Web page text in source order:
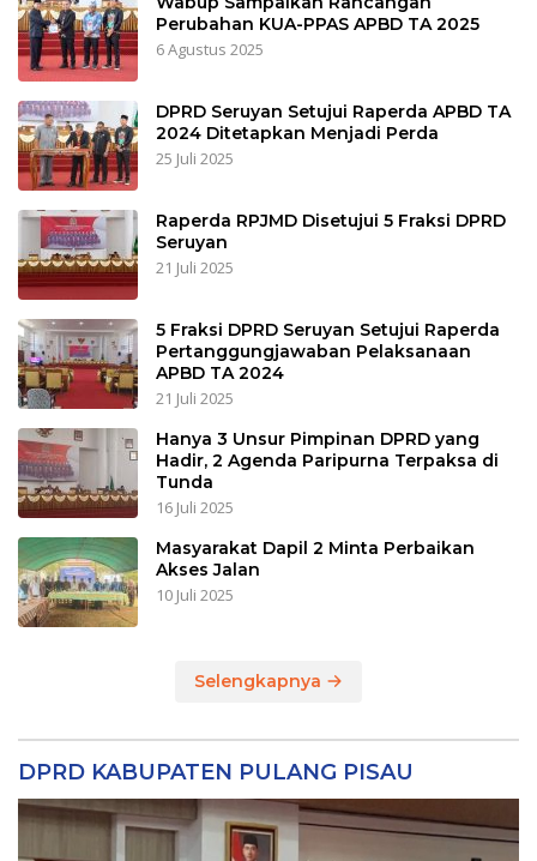
Perubahan KUA-PPAS APBD TA 2025
6 Agustus 2025
DPRD Seruyan Setujui Raperda APBD TA
2024 Ditetapkan Menjadi Perda
25 Juli 2025
Raperda RPJMD Disetujui 5 Fraksi DPRD
Seruyan
21 Juli 2025
5 Fraksi DPRD Seruyan Setujui Raperda
Pertanggungjawaban Pelaksanaan
APBD TA 2024
21 Juli 2025
Hanya 3 Unsur Pimpinan DPRD yang
Hadir, 2 Agenda Paripurna Terpaksa di
Tunda
16 Juli 2025
Masyarakat Dapil 2 Minta Perbaikan
Akses Jalan
10 Juli 2025
Selengkapnya
DPRD KABUPATEN PULANG PISAU